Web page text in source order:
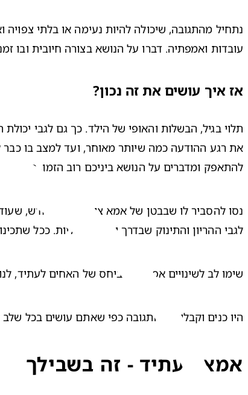
עובדות ואמפתיה. דברו על הנושא בצורה חיובית ובו
אז איך עושים את זה נכון?
להתאפק ומדברים על הנושא ביניכם רוב הזמן,
לגבי ההריון והתינוק שבדרך יהיו מינימליות. ככל
שימו לב לשינויים אפשריים ביחס של האחים לעתיד,
היו כנים וקבלו את התגובה כפי שאתם עושים בכל
אמא לעתיד - זה בשבילך